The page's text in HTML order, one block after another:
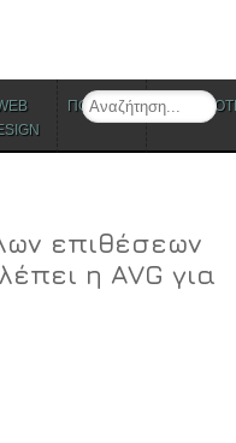
Search
ΠΟΛΙΤΙΣΜΟΣ
επιθέσεων
η AVG για